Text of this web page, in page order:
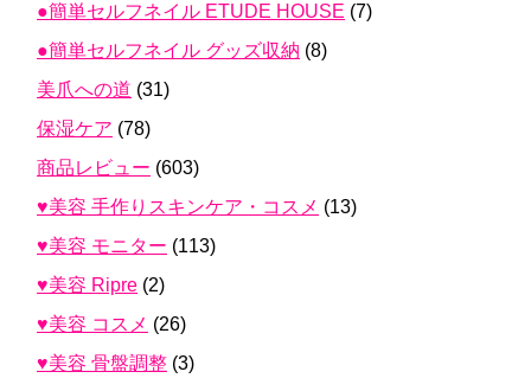
●簡単セルフネイル ETUDE HOUSE (7)
●簡単セルフネイル グッズ収納 (8)
美爪への道 (31)
保湿ケア (78)
商品レビュー (603)
♥美容 手作りスキンケア・コスメ (13)
♥美容 モニター (113)
♥美容 Ripre (2)
♥美容 コスメ (26)
♥美容 骨盤調整 (3)